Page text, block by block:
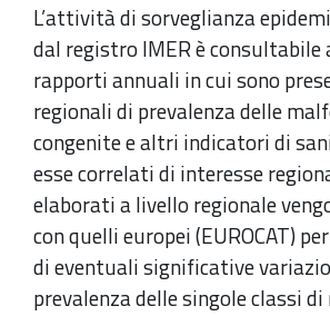
L’attività di sorveglianza
dal registro IMER è
rapporti annuali in cui sono
regionali di prevalenza delle
congenite e altri indicatori di
esse correlati di interesse
elaborati a livello regionale
con quelli europei (EUROCAT)
di eventuali significative
prevalenza delle singole classi